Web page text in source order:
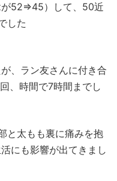
が52⇒45）して、50近
した
、ラン友さんに付き合
、時間で7時間までし
と太もも裏に痛みを抱
にも影響が出てきまし